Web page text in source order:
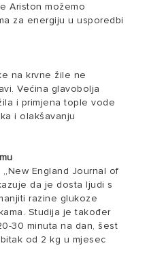
Ariston možemo
za energiju u usporedbi
na krvne žile ne
Većina glavobolja
i primjena tople vode
i olakšavanju
England Journal of
da je dosta ljudi s
razine glukoze
Studija je također
30 minuta na dan, šest
od 2 kg u mjesec